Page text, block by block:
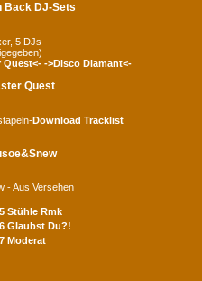
Back DJ-Sets
5 DJs
Quest<- ->Disco Diamant<-
Quest
Download Tracklist
- Aus Versehen
5 Stühle Rmk
6 Glaubst Du?!
7 Moderat